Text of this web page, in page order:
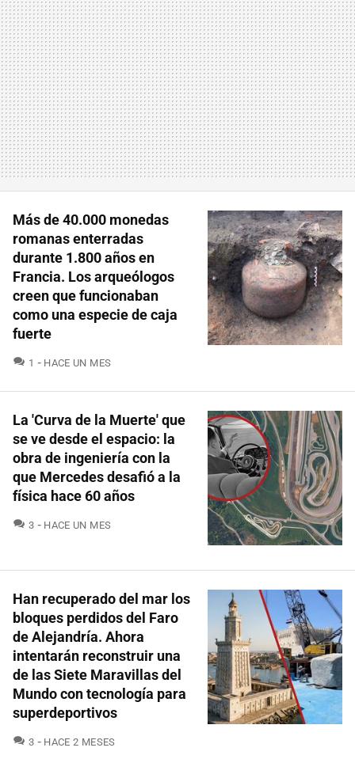
Más de 40.000 monedas
romanas enterradas
durante 1.800 años en
Francia. Los arqueólogos
creen que funcionaban
como una especie de caja
fuerte
1 COMENTARIOS
HACE UN MES
La 'Curva de la Muerte' que
se ve desde el espacio: la
obra de ingeniería con la
que Mercedes desafió a la
física hace 60 años
3 COMENTARIOS
HACE UN MES
Han recuperado del mar los
bloques perdidos del Faro
de Alejandría. Ahora
intentarán reconstruir una
de las Siete Maravillas del
Mundo con tecnología para
superdeportivos
3 COMENTARIOS
HACE 2 MESES